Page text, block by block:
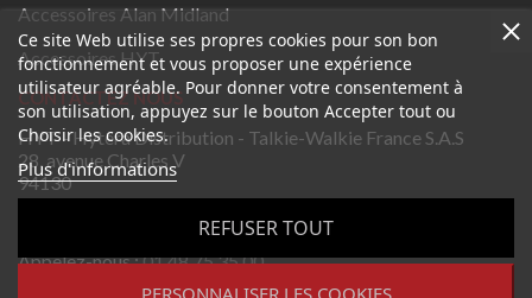
Accessoires Alan Midland
Accessoires HYT
CONTACTEZ NOUS
HYT - Hytera Distribution - Talkie-Walkie France S.A.S
28, avenue Charles V
94130
Nogent-sur-Marne
Appelez-nous :01 48 75 35 00
Ce site Web utilise ses propres cookies pour son bon
fonctionnement et vous proposer une expérience
utilisateur agréable. Pour donner votre consentement à
son utilisation, appuyez sur le bouton Accepter tout ou
Choisir les cookies.
Plus d'informations
REFUSER TOUT
PERSONNALISER LES COOKIES